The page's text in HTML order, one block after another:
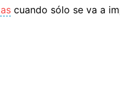
cuando sólo se va a